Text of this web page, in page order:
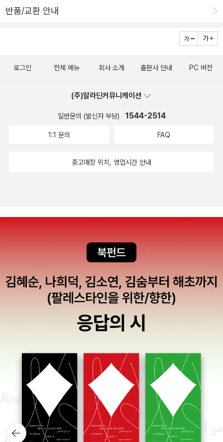
즘 진보적인 희곡/연극은 극작가보다 연출가와 드라마트루기(또는
적인 작품이 바로 이 <리먼 트릴로지> 아니겠나 싶다. 그러니까 희곡
을 놓고 이것을 어떻게 연출할 것인지, 어떤 상징을 차용, 응용 또는
을 구사했다. 그랬을 뿐이다. <리먼 트릴로지>는 2008년 숨이 끊어
지를 조망한 작품으로, 이를 “흑인 노예로 유지되던 앨라배마의 ‘라인
의 황금’이 결국 신성을 지닌 경제 지수가 지배하던 월스트리트의 황
거 참, 입담 한 번 대단하다.​ 자, 현대, 근대도 아니고 현대 이탈리아
는 것도 없고, 특별한 지문도 없다. 무대에 대한 묘사도 당연히 생략하
럼 스스륵 녹아버렸다. 극작가 스테파노 마시니는, 내가 이탈리아어
를 아는 것도 아니고, 원본을 본 것도 아니라, 이게 운문인지 산문인지
뿐이다. 한 스토리와 여러 명의 등장인물을 가지고 누구에게 어떤 대
사를 시킬 것인지는 전적으로 (드라마터지의 사용여하를 포함해서)
연출가가 결정할 사항이다. 또 모르지, 연출가가 배우들을 다 모아놓
고 스터디를 하는 수도 있으니. 그게 더 좋은 거 같기는 하지만 론코니
까봐 그냥 고집대로 할 수도 있고. 정말이다. 자유시 같은 스토리 말고
아무것도 없다. 이러하니 그냥 스토리를 말해야 할밖에. 2008년에
미국에서 터진 리먼 브라더스 사태는 이 투자은행의 부채 6,130억 달
러가 문제였다고 하는데 우리나라에서는, 충격이 크긴 했지만 다른
나라에 비하여 조금 덜 쇼크를 먹었다. 그건 이 사태가 터지기 십년 전
에 외환위기를 한 번 경험한 적이 있어서 외화보유에 각별한 신경을
쓴 기업과 정부가 상대적으로 건실한 재무구조를 가지고 있었기 때문
에서는 가장 눈길을 끌지.kbs라디오 최고의 클립에서 소개받았는데
의 클립이 고른 대목은 3대 바비가 이혼녀 룻 라마르를 만나는 대목
반품/교환 안내
뒤로가
기
로그인 전체 메뉴 회사 소개 출판사 안내 PC 버전
(주)알라딘커뮤니케이션
일반문의 (발신자 부담) 1544-2514
1:1 문의 FAQ
중고매장 위치, 영업시간 안내